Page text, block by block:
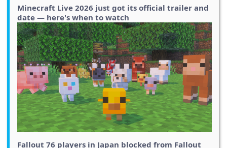
Minecraft Live 2026 just got its official trailer and
date — here's when to watch
Fallout 76 players in Japan blocked from Fallout